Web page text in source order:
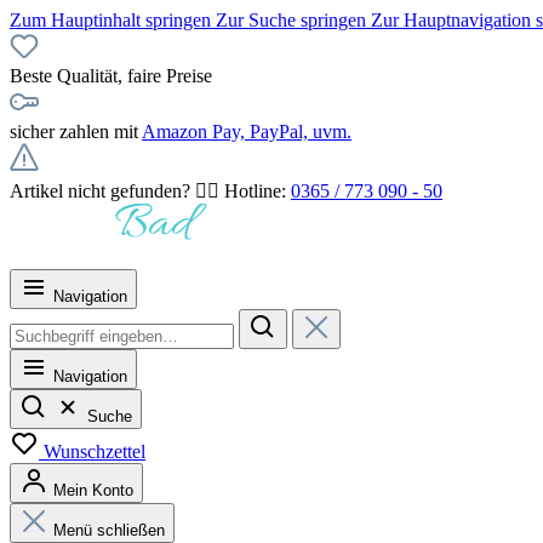
Zum Hauptinhalt springen Zur Suche springen Zur Hauptnavigation
Beste Qualität, faire Preise
sicher zahlen mit Amazon Pay, PayPal, uvm.
Artikel nicht gefunden? 👉🏻 Hotline: 0365 / 773 090 - 50
Navigation
Navigation
Suche
Wunschzettel
Mein Konto
Menü schließen